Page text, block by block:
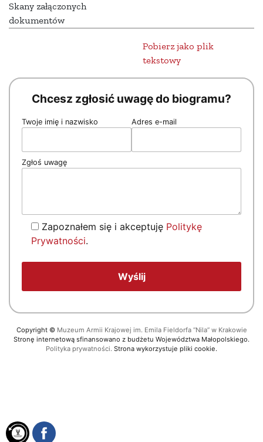
Skany załączonych
dokumentów
Pobierz jako plik
tekstowy
Chcesz zgłosić uwagę do biogramu?
Twoje imię i nazwisko Adres e-mail
Zgłoś uwagę
Zapoznałem się i akceptuję Politykę
Prywatności.
Copyright © Muzeum Armii Krajowej im. Emila Fieldorfa “Nila” w Krakowie
Stronę internetową sfinansowano z budżetu Województwa Małopolskiego.
Polityka prywatności. Strona wykorzystuje pliki cookie.